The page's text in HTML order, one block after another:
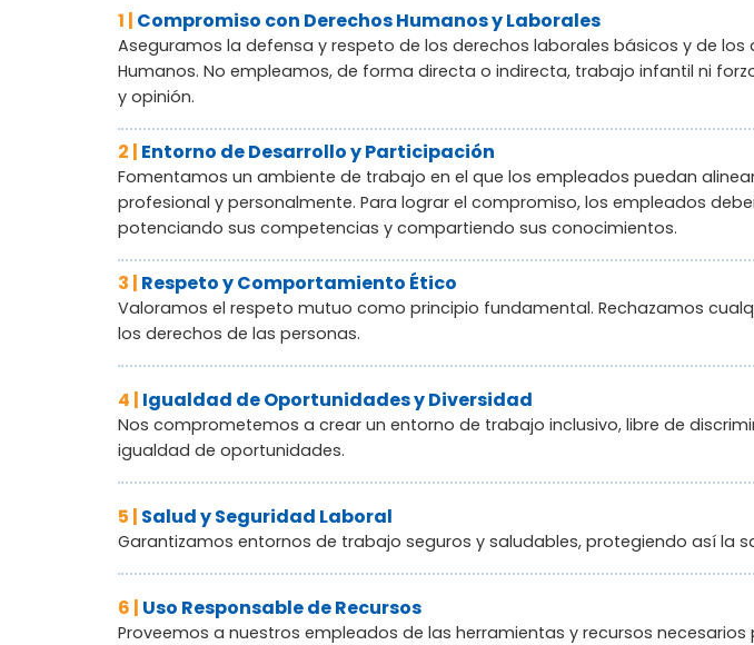
1 | Compromiso con Derechos Humanos y Laborales
Aseguramos la defensa y respeto de los derechos laborales básicos y de
Humanos. No empleamos, de forma directa o indirecta, trabajo infantil ni
y opinión.
2 | Entorno de Desarrollo y Participación
Fomentamos un ambiente de trabajo en el que los empleados puedan
profesional y personalmente. Para lograr el compromiso, los empleados
potenciando sus competencias y compartiendo sus conocimientos.
3 | Respeto y Comportamiento Ético
Valoramos el respeto mutuo como principio fundamental. Rechazamos
los derechos de las personas.
4 | Igualdad de Oportunidades y Diversidad
Nos comprometemos a crear un entorno de trabajo inclusivo, libre de
igualdad de oportunidades.
5 | Salud y Seguridad Laboral
Garantizamos entornos de trabajo seguros y saludables, protegiendo así la
6 | Uso Responsable de Recursos
Proveemos a nuestros empleados de las herramientas y recursos